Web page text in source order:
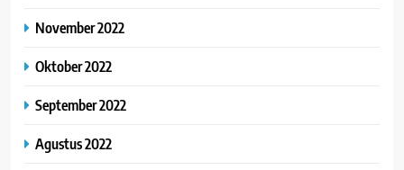
November 2022
Oktober 2022
September 2022
Agustus 2022